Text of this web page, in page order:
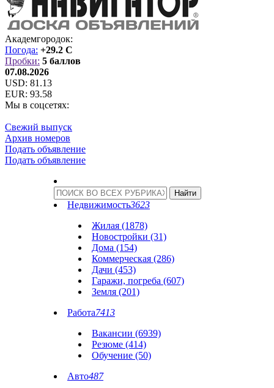
Академгородок:
Погода: +29.2 C
Пробки: 5 баллов
07.08.2026
USD: 81.13
EUR: 93.58
Мы в соцсетях:
Свежий выпуск
Архив номеров
Подать объявление
Подать объявление
Недвижимость3623
Жилая (1878)
Новостройки (31)
Дома (154)
Коммерческая (286)
Дачи (453)
Гаражи, погреба (607)
Земля (201)
Работа7413
Вакансии (6939)
Резюме (414)
Обучение (50)
Авто487